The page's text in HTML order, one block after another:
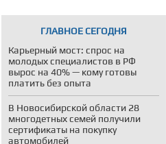
ГЛАВНОЕ СЕГОДНЯ
Карьерный мост: спрос на
молодых специалистов в РФ
вырос на 40% — кому готовы
платить без опыта
В Новосибирской области 28
многодетных семей получили
сертификаты на покупку
автомобилей